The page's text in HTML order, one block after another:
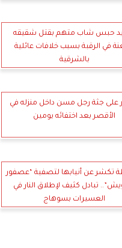
حبس شاب متهم بقتل شقيقه
في الرقبة بسبب خلافات عائلية
بالشرقية
على جثة رجل مسن داخل منزله في
الأقصر بعد اختفائه يومين
تكشر عن أنيابها لتصفية “عصفور
تبادل كثيف لإطلاق النار في
العسيرات بسوهاج